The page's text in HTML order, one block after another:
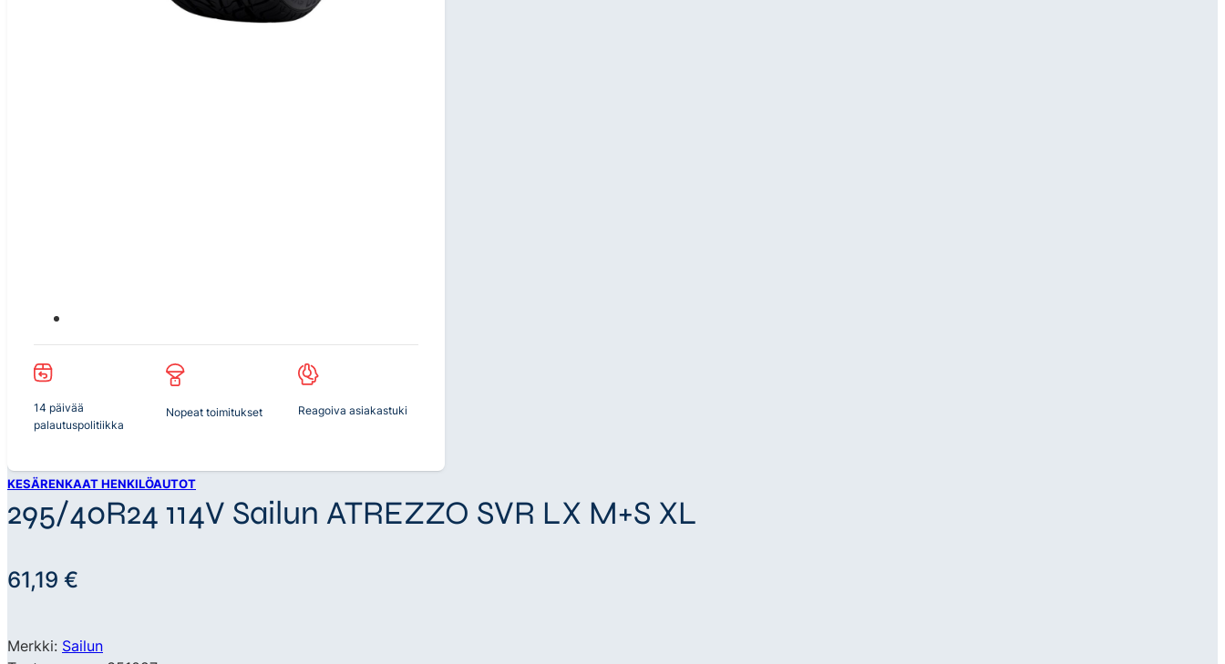
14 päivää
palautuspolitiikka
Nopeat toimitukset Reagoiva asiakastuki
KESÄRENKAAT HENKILÖAUTOT
295/40R24 114V Sailun ATREZZO SVR LX M+S XL
61,19 €
Merkki: Sailun